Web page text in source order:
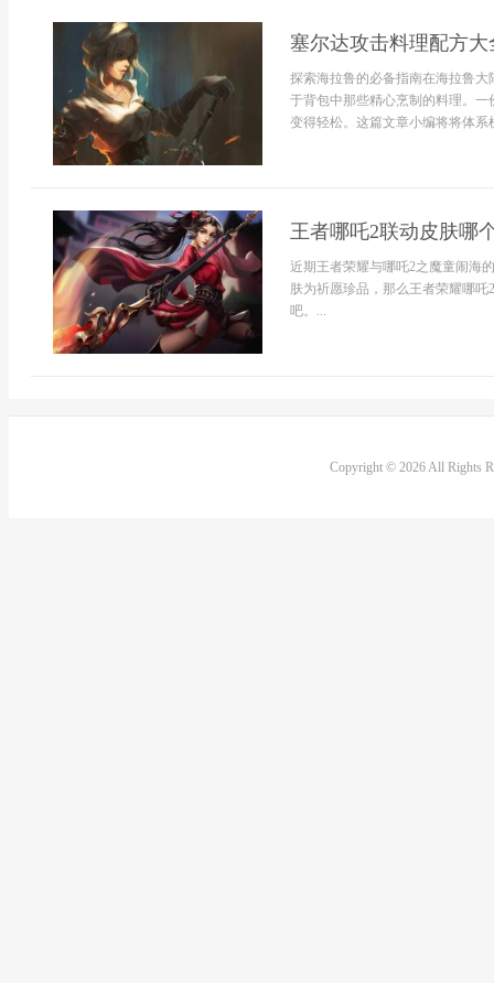
塞尔达攻击料理配方大
探索海拉鲁的必备指南在海拉鲁
于背包中那些精心烹制的料理。
变得轻松。这篇文章小编将将体
王者哪吒2联动皮肤哪
近期王者荣耀与哪吒2之魔童闹海
肤为祈愿珍品，那么王者荣耀哪
吧。...
Copyright © 2026 All Rights